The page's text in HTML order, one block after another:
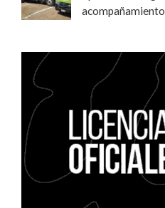
acompañamiento